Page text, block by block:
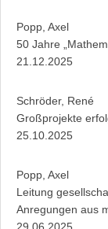
Popp, Axel
50 Jahre
21.12.2025
Schröder, René
Großprojekte
25.10.2025
Popp, Axel
Leitung
Anregungen aus